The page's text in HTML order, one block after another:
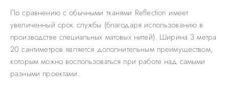
По сравнению с обычными тканями Reflection имеет
увеличенный срок службы (благодаря использованию в
производстве специальных матовых нитей). Ширина 3 метра
20 сантиметров является дополнительным преимуществом,
которым можно воспользоваться при работе над самыми
разными проектами.